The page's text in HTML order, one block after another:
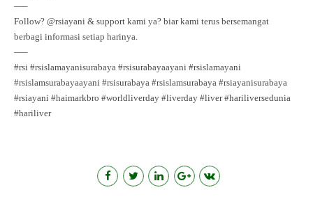
—–
Follow? @rsiayani & support kami ya? biar kami terus bersemangat
berbagi informasi setiap harinya.⁣⁣⁣
—–
#rsi #rsislamayanisurabaya #rsisurabayaayani #rsislamayani
#rsislamsurabayaayani #rsisurabaya #rsislamsurabaya #rsiayanisurabaya
#rsiayani #haimarkbro #worldliverday #liverday #liver #hariliversedunia
#hariliver